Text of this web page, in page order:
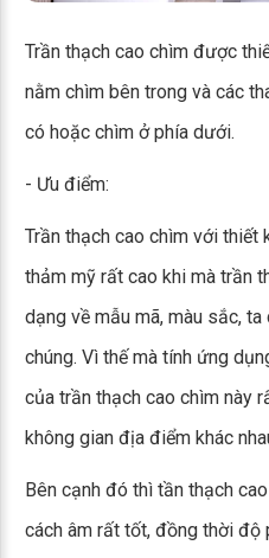
Trần thạch cao chìm được
nằm chìm bên trong và các
có hoặc chìm ở phía dưới.
- Ưu điểm:
Trần thạch cao chìm với thiết
thảm mỹ rất cao khi mà trần
dạng về mẫu mã, màu sắc,
chúng. Vì thế mà tính ứng
của trần thạch cao chìm này
không gian địa điểm khác
Bên cạnh đó thì tần thạch
cách âm rất tốt, đồng thời độ